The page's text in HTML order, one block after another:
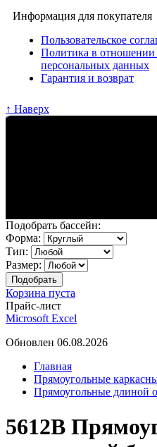
Информация для покупателя
Пользовательское
Политика в
персональных данных
Гарантия и возврат
↑ Наверх
Подобрать бассейн:
Форма:
Тип:
Размер:
Корзина пуста
Прайс-лист
Microsoft Excel
Обновлен 06.08.2026
Главная
Прямоугольные
Прямоугольные длиной
5612B